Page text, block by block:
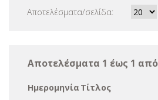
Αποτελέσματα/σελίδα:
Αποτελέσματα 1 έως 1 από
Ημερομηνία Τίτλος